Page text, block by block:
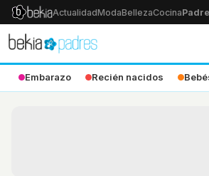
ActualidadModaBellezaCocina
Embarazo Recién nacidos